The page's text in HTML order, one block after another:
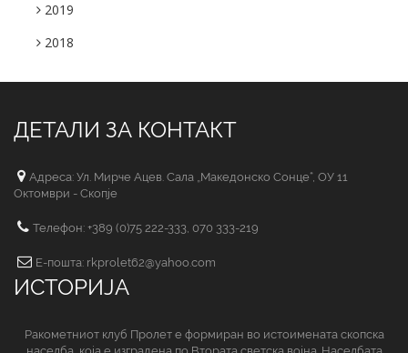
2019
2018
ДЕТАЛИ ЗА КОНТАКТ
Адреса: Ул. Мирче Ацев. Сала „Македонско Сонце“, ОУ 11
Октомври - Скопје
Телефон: +389 (0)75 222-333, 070 333-219
Е-пошта: rkprolet62@yahoo.com
ИСТОРИЈА
Ракометниот клуб Пролет е формиран во истоимената скопска